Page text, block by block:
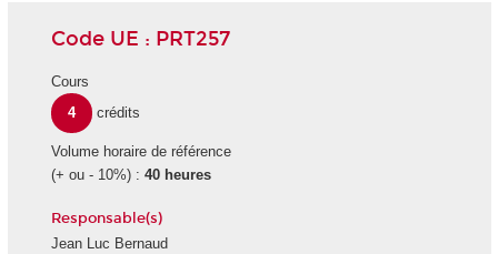
Code UE : PRT257
Cours
4
crédits
Volume horaire de référence
(+ ou - 10%) : 40 heures
Responsable(s)
Jean Luc Bernaud